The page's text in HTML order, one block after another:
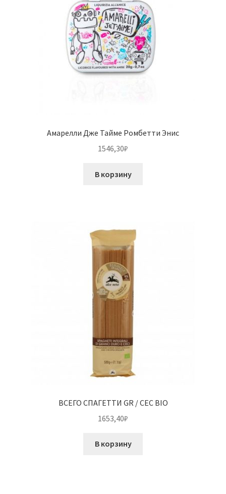
Амарелли Дже Тайме Ромбетти Энис
1546,30₽
В корзину
ВСЕГО СПАГЕТТИ GR / CEC BIO
1653,40₽
В корзину